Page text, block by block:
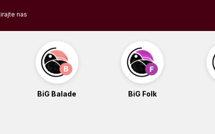
nas
BiG Balade BiG Folk